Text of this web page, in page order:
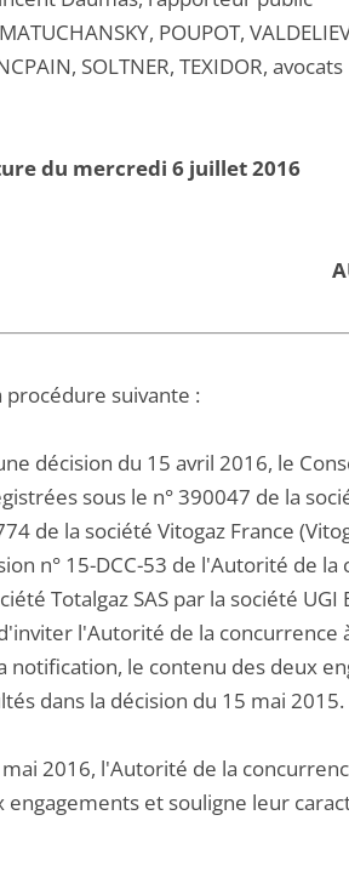
POUPOT,
SOLTNER, TEXIDOR, avocats
du mercredi 6 juillet 2016
procédure suivante :
décision du 15 avril 2016, le
sous le n° 390047 de la
de la société Vitogaz France
n° 15-DCC-53 de l'Autorité de
Totalgaz SAS par la société
l'Autorité de la concurrence
notification, le contenu des deux
dans la décision du 15 mai 2015.
mai 2016, l'Autorité de la
engagements et souligne leur